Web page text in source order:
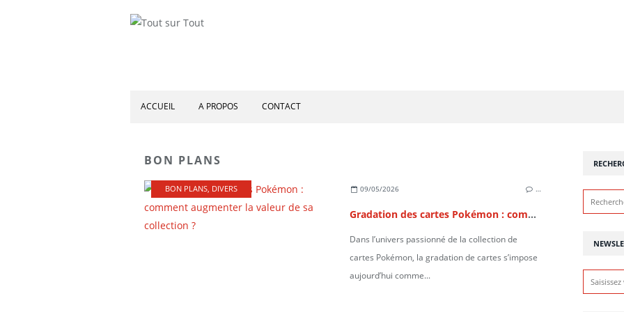
ACCUEIL A PROPOS CONTACT
BON PLANS
BON PLANS, DIVERS 09/05/2026 …
Gradation des cartes Pokémon : comment augmenter la valeur de sa collection ?
Dans l’univers passionné de la collection de
cartes Pokémon, la gradation de cartes s’impose
aujourd’hui comme...